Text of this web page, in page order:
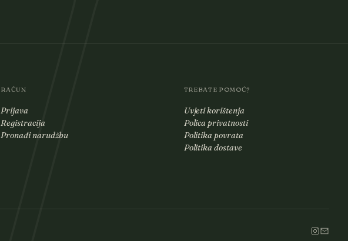
RAČUN
Prijava
Registracija
Pronađi narudžbu
TREBATE POMOĆ?
Uvjeti korištenja
Polica privatnosti
Politika povrata
Politika dostave